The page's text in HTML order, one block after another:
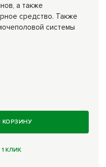
а также
средство. Также
системы
КОРЗИНУ
КЛИК